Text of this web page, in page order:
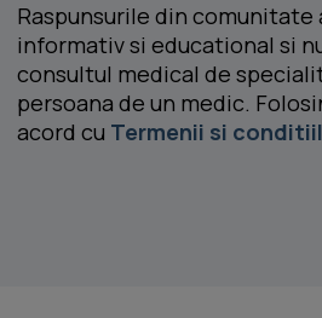
Raspunsurile din comunitate
informativ si educational si
consultul medical de
persoana de un medic.
acord cu Termenii si